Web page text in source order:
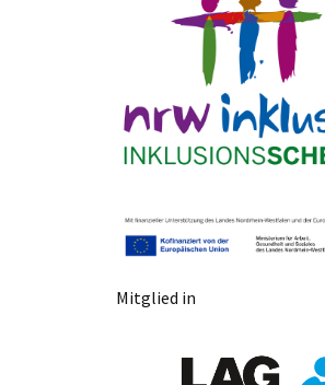
Mitglied in